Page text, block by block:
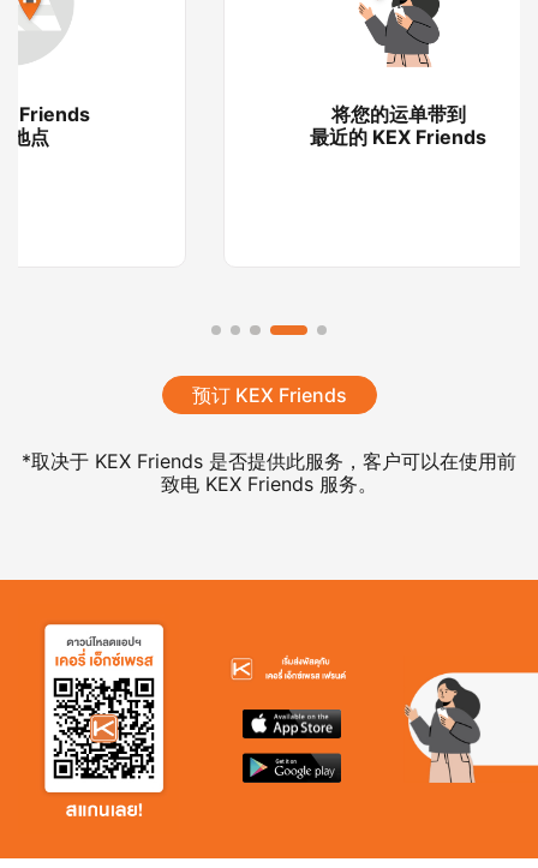
将您的运单带到
最近的 KEX Friends
预订 KEX Friends
*取决于 KEX Friends 是否提供此服务，客户可以在使用前
致电 KEX Friends 服务。